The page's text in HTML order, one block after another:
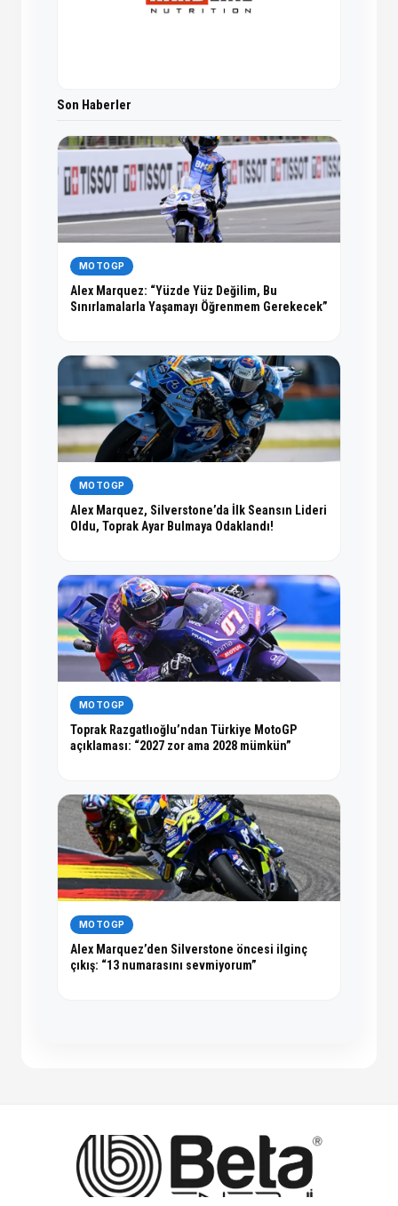
Son Haberler
MOTOGP
Alex Marquez: “Yüzde Yüz Değilim, Bu
Sınırlamalarla Yaşamayı Öğrenmem Gerekecek”
MOTOGP
Alex Marquez, Silverstone’da İlk Seansın Lideri
Oldu, Toprak Ayar Bulmaya Odaklandı!
MOTOGP
Toprak Razgatlıoğlu’ndan Türkiye MotoGP
açıklaması: “2027 zor ama 2028 mümkün”
MOTOGP
Alex Marquez’den Silverstone öncesi ilginç
çıkış: “13 numarasını sevmiyorum”